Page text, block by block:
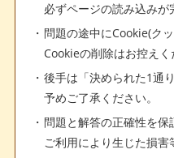
必ずページの読み込みが
問題の途中にCookie(ク
Cookieの削除はお控えく
後手は「決められた1通
予めご了承ください。
問題と解答の正確性を保
ご利用により生じた損害